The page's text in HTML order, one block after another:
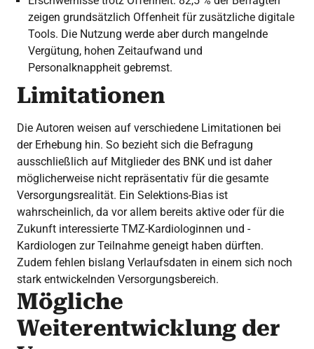
zeigen grundsätzlich Offenheit für zusätzliche digitale
Tools. Die Nutzung werde aber durch mangelnde
Vergütung, hohen Zeitaufwand und
Personalknappheit gebremst.
Limitationen
Die Autoren weisen auf verschiedene Limitationen bei
der Erhebung hin. So bezieht sich die Befragung
ausschließlich auf Mitglieder des BNK und ist daher
möglicherweise nicht repräsentativ für die gesamte
Versorgungsrealität. Ein Selektions-Bias ist
wahrscheinlich, da vor allem bereits aktive oder für die
Zukunft interessierte TMZ-Kardiologinnen und -
Kardiologen zur Teilnahme geneigt haben dürften.
Zudem fehlen bislang Verlaufsdaten in einem sich noch
stark entwickelnden Versorgungsbereich.
Mögliche
Weiterentwicklung der